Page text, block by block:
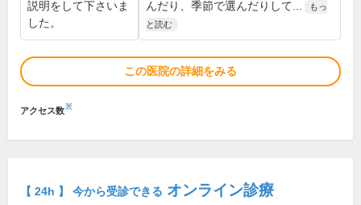
説明をして下さいま
した。
んだり、季節で選んだりして...
もっ
と読む
この医院の詳細をみる
アクセス数※
【 24h 】 今から受診できる オンライン診療